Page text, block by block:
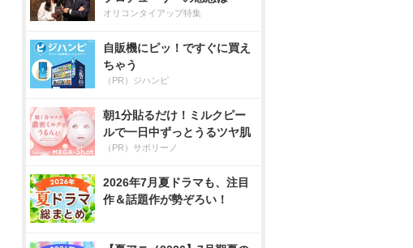
オリコンタイアップ特集
自販機にピッ！ですぐに買え
ちゃう
（PR）ジハンピ
朝1分貼るだけ！ミルクピー
ルで一日中ずっとうるツヤ肌
（PR）サボリーノ
2026年7月夏ドラマも、注目
作＆話題作が勢ぞろい！